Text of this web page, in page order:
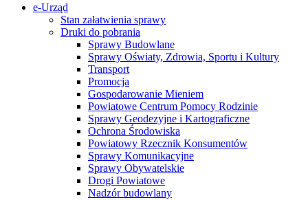
e-Urząd
Stan załatwienia sprawy
Druki do pobrania
Sprawy Budowlane
Sprawy Oświaty, Zdrowia, Sportu i Kultury
Transport
Promocja
Gospodarowanie Mieniem
Powiatowe Centrum Pomocy Rodzinie
Sprawy Geodezyjne i Kartograficzne
Ochrona Środowiska
Powiatowy Rzecznik Konsumentów
Sprawy Komunikacyjne
Sprawy Obywatelskie
Drogi Powiatowe
Nadzór budowlany